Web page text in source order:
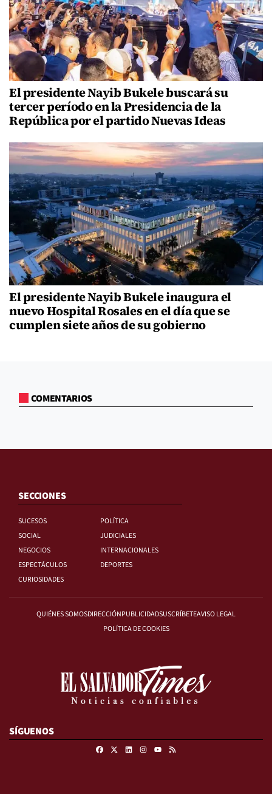
El presidente Nayib Bukele buscará su
tercer período en la Presidencia de la
República por el partido Nuevas Ideas
El presidente Nayib Bukele inaugura el
nuevo Hospital Rosales en el día que se
cumplen siete años de su gobierno
COMENTARIOS
SECCIONES
SUCESOS
POLÍTICA
SOCIAL
JUDICIALES
NEGOCIOS
INTERNACIONALES
ESPECTÁCULOS
DEPORTES
CURIOSIDADES
QUIÉNES SOMOSDIRECCIÓNPUBLICIDADSUSCRÍBETEAVISO LEGAL
POLÍTICA DE COOKIES
SÍGUENOS
FacebookLinkedinInstagram